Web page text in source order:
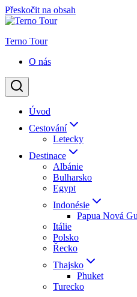
Přeskočit na obsah
Terno Tour
O nás
Úvod
Cestování
Letecky
Destinace
Albánie
Bulharsko
Egypt
Indonésie
Papua Nová
Itálie
Polsko
Řecko
Thajsko
Phuket
Turecko